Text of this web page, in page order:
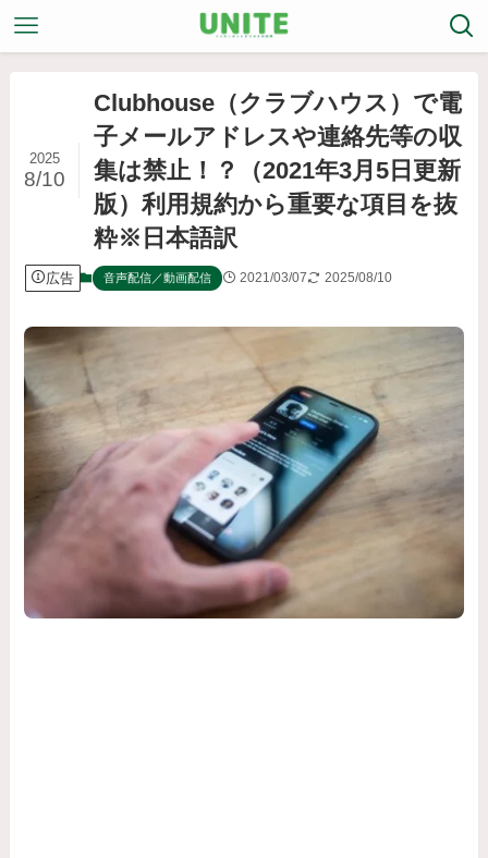
Clubhouse（クラブハウス）で電
子メールアドレスや連絡先等の収
集は禁止！？（2021年3月5日更新
版）利用規約から重要な項目を抜
粋※日本語訳
2025
8/10
広告 音声配信／動画配信 2021/03/07 2025/08/10